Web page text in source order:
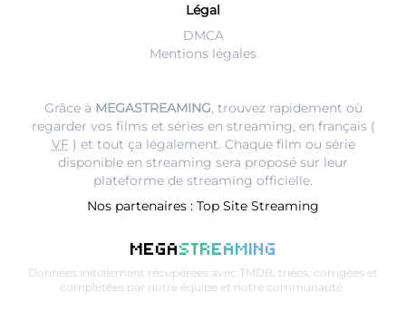
Légal
DMCA
Mentions légales
Grâce à MEGASTREAMING, trouvez rapidement où
regarder vos films et séries en streaming, en français (
VF) et tout ça légalement. Chaque film ou série
disponible en streaming sera proposé sur leur
plateforme de streaming officielle.
Nos partenaires : Top Site Streaming
MEGASTREAMING
Données initialement récupérées avec TMDB , triées, corrigées et
complétées par notre équipe et notre communauté